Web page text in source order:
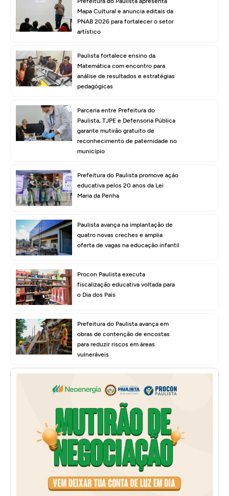
Mapa Cultural e anuncia editais da
PNAB 2026 para fortalecer o setor
artístico
Paulista fortalece ensino da
Matemática com encontro para
análise de resultados e estratégias
pedagógicas
Parceria entre Prefeitura do
Paulista, TJPE e Defensoria Pública
garante mutirão gratuito de
reconhecimento de paternidade no
município
Prefeitura do Paulista promove ação
educativa pelos 20 anos da Lei
Maria da Penha
Paulista avança na implantação de
quatro novas creches e amplia
oferta de vagas na educação infantil
Procon Paulista executa
fiscalização educativa voltada para
o Dia dos Pais
Prefeitura do Paulista avança em
obras de contenção de encostas
para reduzir riscos em áreas
vulneráveis